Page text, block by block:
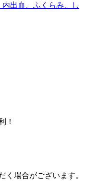
出血、ふくらみ、し
！
く場合がございます。